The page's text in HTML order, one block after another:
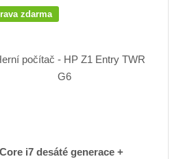
zdarma
i7 desáté generace +